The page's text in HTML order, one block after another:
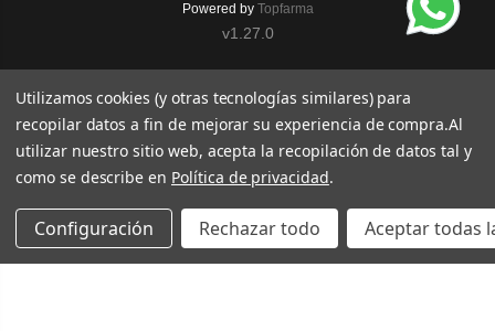
Powered by Topfarma
v1.27.0
Utilizamos cookies (y otras tecnologías similares) para
recopilar datos a fin de mejorar su experiencia de compra.Al
utilizar nuestro sitio web, acepta la recopilación de datos tal y
como se describe en Política de privacidad.
Configuración Rechazar todo Aceptar todas